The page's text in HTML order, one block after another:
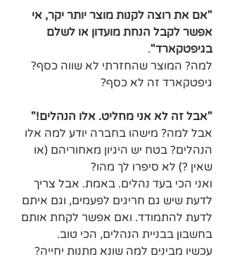
"אם את רוצה לקנות מוצר יותר יקר, אי
אפשר לקבל הנחת מועדון או לשלם
בגיפטקארד".
למה? המוצר שהחזרתי לא שווה כסף?
גיפטקארד זה לא כסף?
"אבל זה לא אני מחליט. אלו הנהלים!"
אבל למה? מישהו בחברה יודע למה אלו
הנהלים? בטח יש היגיון מאחוריהם (או
שאין ?) לא סיפרו לך מהו?
ואני הכי בעד נהלים. באמת. אבל צריך
לדעת שיש גם חריגים לפעמים, וגם איתם
לדעת להתמודד. ואם אפשר לקחת אותם
בחשבון בבניית הנהלים, הכי טוב.
עכשיו מבינים למה שונא מתנות יחייה?